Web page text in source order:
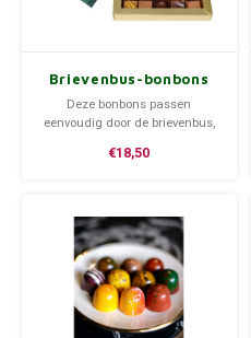
Beterschap
Samenwonen / Verhuizen
Zorgtoppers
Brievenbus-bonbons
Deze bonbons passen
eenvoudig door de brievenbus,
verrassen! Kies tijdens het
€18,50